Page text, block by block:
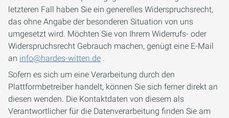
letzteren Fall haben Sie ein generelles Widerspruchsrecht,
das ohne Angabe der besonderen Situation von uns
umgesetzt wird. Möchten Sie von Ihrem Widerrufs- oder
Widerspruchsrecht Gebrauch machen, genügt eine E-Mail
an info@hardes-witten.de .
Sofern es sich um eine Verarbeitung durch den
Plattformbetreiber handelt, können Sie sich ferner direkt an
diesen wenden. Die Kontaktdaten von diesem als
Verantwortlicher für die Datenverarbeitung finden Sie am